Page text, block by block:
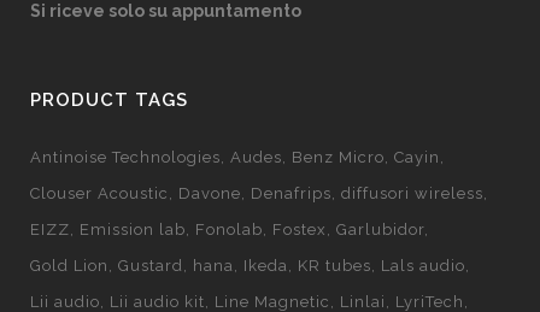
Si riceve solo su appuntamento
PRODUCT TAGS
Antinoise Technologies Audes Benz Micro Cayin
Clouser Acoustic
Davone Denafrips diffusori wireless
EIZZ
Emission lab Fonolab Fostex
Garlubidor
Gold Lion
Gustard hana Ikeda KR tubes
Lals audio
Lii audio
Lii audio kit Line Magnetic Linlai
LyriTech